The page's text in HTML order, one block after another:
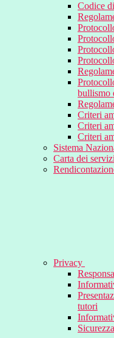
Codice
bullismo
Criteri
Criteri
Criteri
Sistema
Carta dei servizi
Privacy
tutori